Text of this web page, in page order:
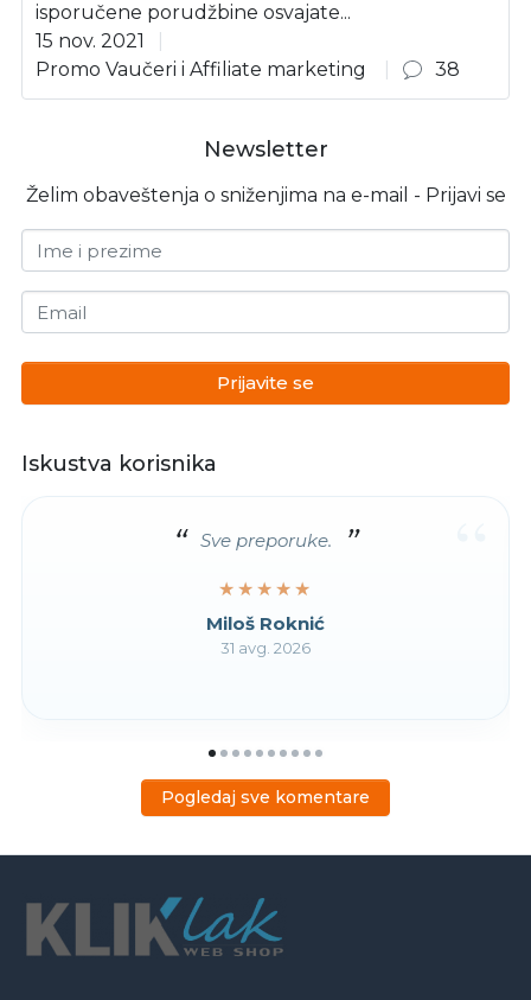
isporučene porudžbine osvajate...
15 nov. 2021
Promo Vaučeri i Affiliate marketing
38
Newsletter
Želim obaveštenja o sniženjima na e-mail - Prijavi se
Ime i prezime
Email
Prijavite se
Iskustva korisnika
Sve preporuke.
★★★★★
★★★★★
Miloš Roknić
31 avg. 2026
Pogledaj sve komentare